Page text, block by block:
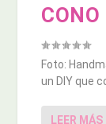
CONO
Foto:
un DIY que
LEER MÁS